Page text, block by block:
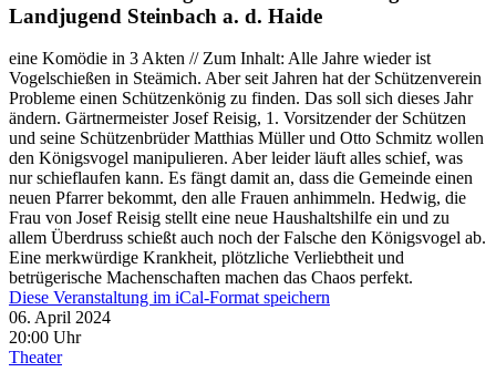
Landjugend Steinbach a. d. Haide
eine Komödie in 3 Akten // Zum Inhalt: Alle Jahre wieder ist
Vogelschießen in Steämich. Aber seit Jahren hat der Schützenverein
Probleme einen Schützenkönig zu finden. Das soll sich dieses Jahr
ändern. Gärtnermeister Josef Reisig, 1. Vorsitzender der Schützen
und seine Schützenbrüder Matthias Müller und Otto Schmitz wollen
den Königsvogel manipulieren. Aber leider läuft alles schief, was
nur schieflaufen kann. Es fängt damit an, dass die Gemeinde einen
neuen Pfarrer bekommt, den alle Frauen anhimmeln. Hedwig, die
Frau von Josef Reisig stellt eine neue Haushaltshilfe ein und zu
allem Überdruss schießt auch noch der Falsche den Königsvogel ab.
Eine merkwürdige Krankheit, plötzliche Verliebtheit und
betrügerische Machenschaften machen das Chaos perfekt.
Diese Veranstaltung im iCal-Format speichern
06. April 2024
20:00 Uhr
Theater